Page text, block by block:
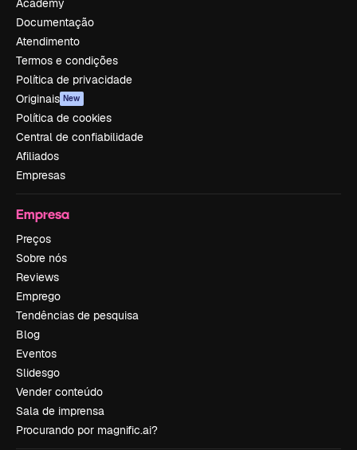
Academy
Documentação
Atendimento
Termos e condições
Política de privacidade
Originais New
Política de cookies
Central de confiabilidade
Afiliados
Empresas
Empresa
Preços
Sobre nós
Reviews
Emprego
Tendências de pesquisa
Blog
Eventos
Slidesgo
Vender conteúdo
Sala de imprensa
Procurando por magnific.ai?